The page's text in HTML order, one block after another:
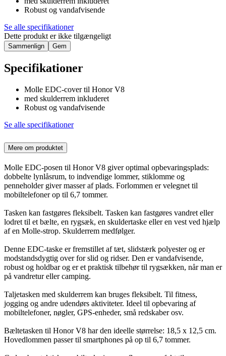
Robust og vandafvisende
Se alle specifikationer
Dette produkt er ikke tilgængeligt
Sammenlign Gem
Specifikationer
Molle EDC-cover til Honor V8
med skulderrem inkluderet
Robust og vandafvisende
Se alle specifikationer
Mere om produktet
Molle EDC-posen til Honor V8 giver optimal opbevaringsplads:
dobbelte lynlåsrum, to indvendige lommer, stiklomme og
penneholder giver masser af plads. Forlommen er velegnet til
mobiltelefoner op til 6,7 tommer.
Tasken kan fastgøres fleksibelt. Tasken kan fastgøres vandret eller
lodret til et bælte, en rygsæk, en skuldertaske eller en vest ved hjælp
af en Molle-strop. Skulderrem medfølger.
Denne EDC-taske er fremstillet af tæt, slidstærk polyester og er
modstandsdygtig over for slid og ridser. Den er vandafvisende,
robust og holdbar og er et praktisk tilbehør til rygsækken, når man er
på vandretur eller camping.
Taljetasken med skulderrem kan bruges fleksibelt. Til fitness,
jogging og andre udendørs aktiviteter. Ideel til opbevaring af
mobiltelefoner, nøgler, GPS-enheder, små redskaber osv.
Bæltetasken til Honor V8 har den ideelle størrelse: 18,5 x 12,5 cm.
Hovedlommen passer til smartphones på op til 6,7 tommer.